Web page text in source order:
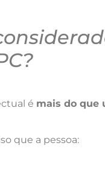
é mais do que
que a pessoa: